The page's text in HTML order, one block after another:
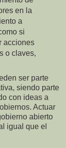
en la
a
si
acciones
o claves,
ser parte
siendo parte
con ideas a
Actuar
abierto
igual que el